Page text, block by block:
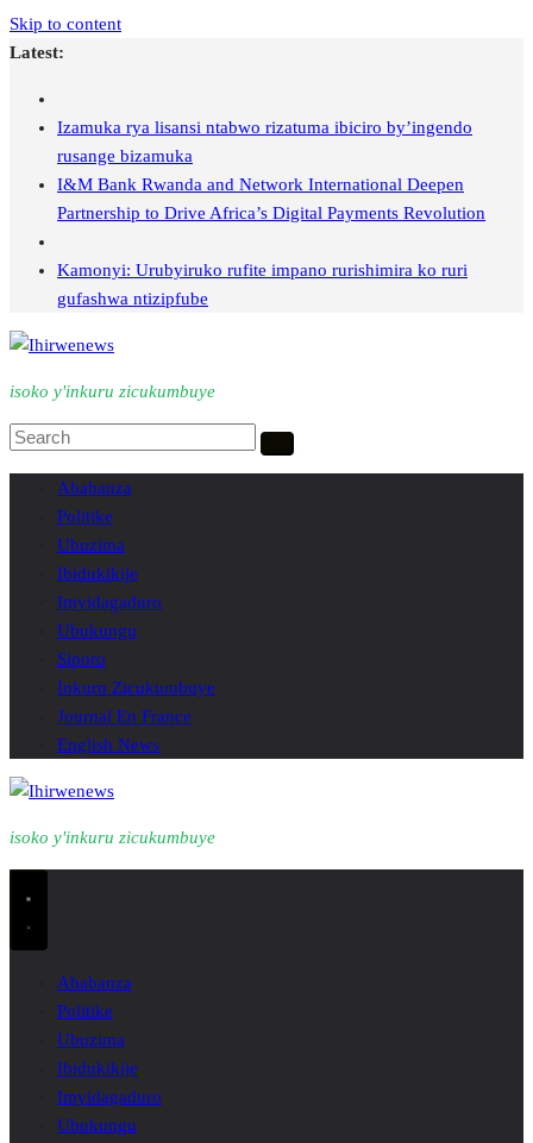
Skip to content
Latest:
Izamuka rya lisansi ntabwo rizatuma ibiciro by’ingendo
rusange bizamuka
I&M Bank Rwanda and Network International Deepen
Partnership to Drive Africa’s Digital Payments Revolution
Kamonyi: Urubyiruko rufite impano rurishimira ko ruri
gufashwa ntizipfube
isoko y'inkuru zicukumbuye
Ahabanza
Politike
Ubuzima
Ibidukikije
Imyidagaduro
Ubukungu
Siporo
Inkuru Zicukumbuye
Journal En France
English News
isoko y'inkuru zicukumbuye
Ahabanza
Politike
Ubuzima
Ibidukikije
Imyidagaduro
Ubukungu